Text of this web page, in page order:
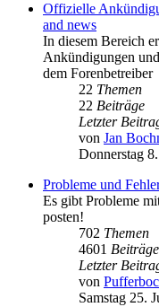
Offizielle
and news
In diesem Bereich
Ankündigungen
dem Forenbetreiber
22 Themen
22 Beiträge
Letzter
von Jan
Donnerstag
Probleme und
Es gibt Probleme
posten!
702 Themen
4601 Beiträge
Letzter
von
Samstag 25.